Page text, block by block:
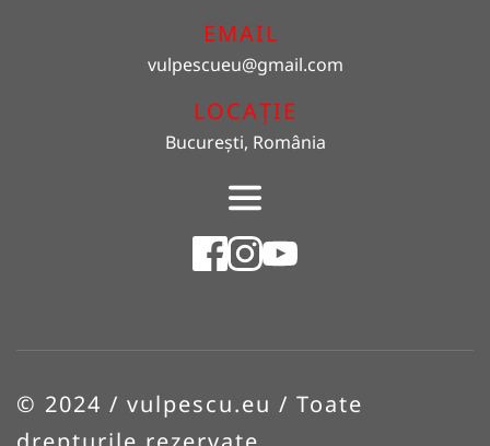
EMAIL
vulpescueu@gmail.com
LOCAȚIE
București, România
© 2024 / vulpescu.eu / Toate